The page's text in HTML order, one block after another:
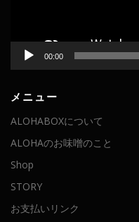
00:00
メニュー
ALOHABOXについて
ALOHAのお味噌のこと
Shop
STORY
お支払いリンク